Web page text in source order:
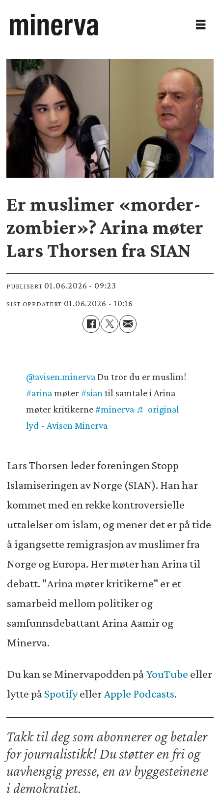
Er muslimer «morder-
zombier»? Arina møter
Lars Thorsen fra SIAN
PUBLISERT 01.06.2026 - 09:23
SIST OPPDATERT 01.06.2026 - 10:16
@avisen.minervaDu tror du er muslim!
#arinamøter #siantil samtale i Arina
møter kritikerne #minerva ♬ original
lyd - Avisen Minerva
Lars Thorsen leder foreningen Stopp
Islamiseringen av Norge (SIAN). Han har
kommet med en rekke kontroversielle
uttalelser om islam, og mener det er på tide
å igangsette remigrasjon av muslimer fra
Norge og Europa. Her møter han Arina til
debatt. "Arina møter kritikerne" er et
samarbeid mellom politiker og
samfunnsdebattant Arina Aamir og
Minerva.
Du kan se Minervapodden på YouTube eller
lytte på Spotifyeller Apple Podcasts.
Takk til deg som abonnerer og betaler
for journalistikk! Du støtter en fri og
uavhengig presse, en av byggesteinene
i demokratiet.